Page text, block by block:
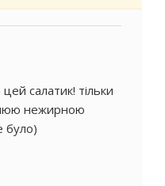
салатик! тільки
нежирною
було)